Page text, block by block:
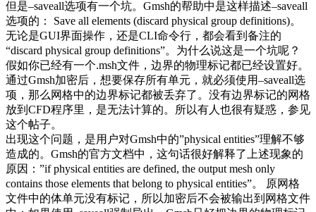
但是–saveall选项有一个坑。Gmsh的帮助中是这样描述–saveall
选项的： Save all elements (discard physical group definitions)。
无论是GUI界面操作，还是CLI命令行，都会看到备注的
“discard physical group definitions”。为什么说这是一个坑呢？
假如你已经有一个.msh文件，边界的物理标记都已经设置好。
通过Gmsh加密后，想要保存所有单元，就必须使用–saveall选
项，那么网格中的边界标记都被丢弃了。没有边界标记的网格
放到CFD程序里，是无法计算的。所以有人也很有疑惑，参见
这个帖子。
出现这个问题，是用户对Gmsh中的”physical entities”理解不够
造成的。Gmsh的官方文档中，这句话很好解释了上述现象的
原因：”if physical entities are defined, the output mesh only
contains those elements that belong to physical entities”。 原网格
文件中的体单元没有标记，所以加密后不会被输出到网格文件